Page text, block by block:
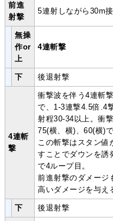
前進
射撃
5連射しながら30m
無操
作or
上
4連斬撃
下 後退射撃
4連斬
撃
衝撃波を伴う4連斬
で、1-3連撃4.5倍.4
射程30-34以上。衝
75(横、横)、60(横)で
この斬撃はスタン値
すことでダウンを誘
で4ループ目。
前進射撃のダメージ
高いダメージを与え
下 後退射撃